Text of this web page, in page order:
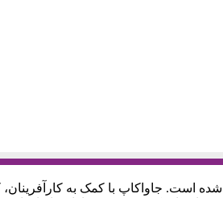
است. جاواکاپ با کمک به